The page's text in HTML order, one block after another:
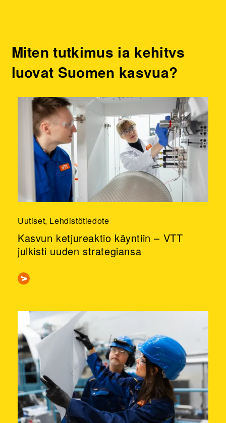
Miten tutkimus ja kehitys
luovat Suomen kasvua?
Uutiset, Lehdistötiedote
Kasvun ketjureaktio käyntiin – VTT
julkisti uuden strategiansa